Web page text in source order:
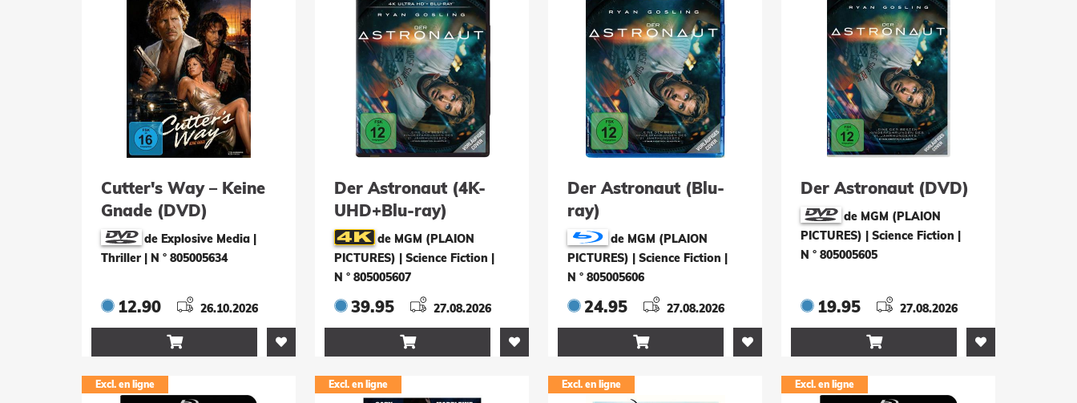
Cutter's Way – Keine
Gnade (DVD)
de Explosive Media |
Thriller | N ° 805005634
12.90 26.10.2026

Der Astronaut (4K-
UHD+Blu-ray)
de MGM (PLAION
PICTURES) | Science Fiction |
N ° 805005607
39.95 27.08.2026

Der Astronaut (Blu-
ray)
de MGM (PLAION
PICTURES) | Science Fiction |
N ° 805005606
24.95 27.08.2026

Der Astronaut (DVD)
de MGM (PLAION
PICTURES) | Science Fiction |
N ° 805005605
19.95 27.08.2026

Excl. en ligne Excl. en ligne Excl. en ligne Excl. en ligne